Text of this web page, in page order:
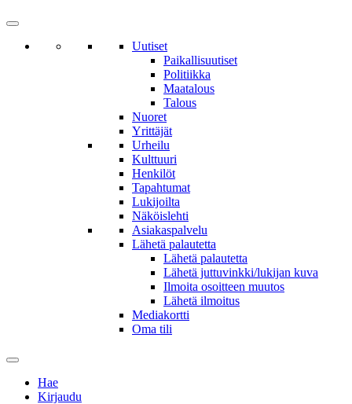
Uutiset
Paikallisuutiset
Politiikka
Maatalous
Talous
Nuoret
Yrittäjät
Urheilu
Kulttuuri
Henkilöt
Tapahtumat
Lukijoilta
Näköislehti
Asiakaspalvelu
Lähetä palautetta
Lähetä palautetta
Lähetä juttuvinkki/lukijan kuva
Ilmoita osoitteen muutos
Lähetä ilmoitus
Mediakortti
Oma tili
Hae
Kirjaudu